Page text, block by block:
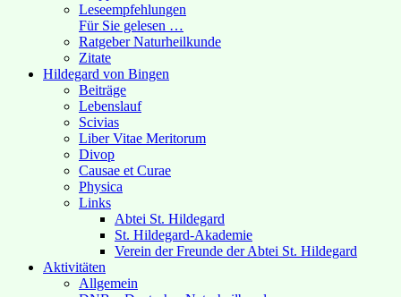
Leseempfehlungen
Für Sie gelesen …
Ratgeber Naturheilkunde
Zitate
Hildegard von Bingen
Beiträge
Lebenslauf
Scivias
Liber Vitae Meritorum
Divop
Causae et Curae
Physica
Links
Abtei St. Hildegard
St. Hildegard-Akademie
Verein der Freunde der Abtei St. Hildegard
Aktivitäten
Allgemein